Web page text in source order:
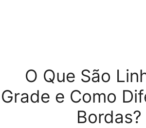
O Que São
Grade e Como
Bordas?